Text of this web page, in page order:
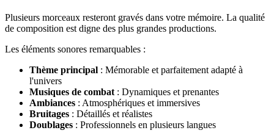
Plusieurs morceaux resteront gravés dans votre mémoire. La qualité
de composition est digne des plus grandes productions.
Les éléments sonores remarquables :
Thème principal : Mémorable et parfaitement adapté à
l'univers
Musiques de combat : Dynamiques et prenantes
Ambiances : Atmosphériques et immersives
Bruitages : Détaillés et réalistes
Doublages : Professionnels en plusieurs langues